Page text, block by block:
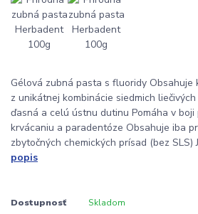
Gélová zubná pasta s fluoridy
z unikátnej kombinácie siedmich
ďasná a celú ústnu dutinu Pomáha v
krvácaniu a paradentóze Obsahuje iba
zbytočných chemických prísad (bez SLS)
popis
Dostupnosť Skladom